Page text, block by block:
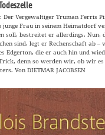
Der Vergewaltiger Truman Ferris
junge Frau in seinem Heimatdorf
soll, bestreitet er allerdings. Nun,
sind, legt er Rechenschaft ab –
Edgerton, die er auch hin und
denn so werden wir, ob wir
Von DIETMAR JACOBSEN